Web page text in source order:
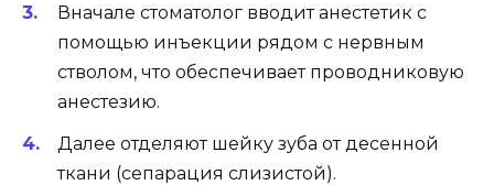
Вначале стоматолог вводит анестетик с
помощью инъекции рядом с нервным
стволом, что обеспечивает проводниковую
анестезию.
Далее отделяют шейку зуба от десенной
ткани (сепарация слизистой).